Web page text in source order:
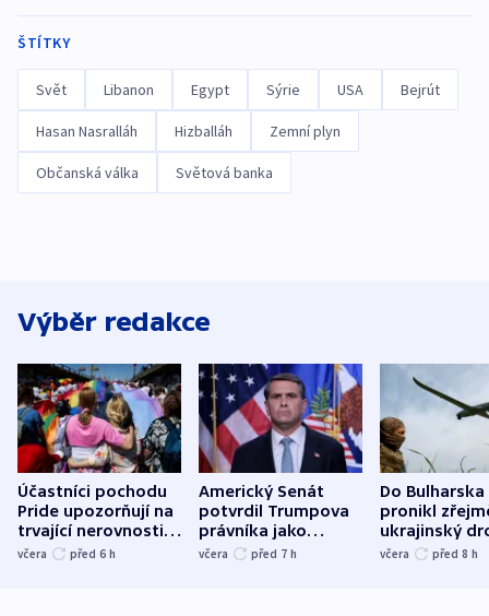
ŠTÍTKY
Svět Libanon Egypt Sýrie USA Bejrút
Hasan Nasralláh Hizballáh Zemní plyn
Občanská válka Světová banka
Výběr redakce
Účastníci pochodu
Pride upozorňují na
trvající nerovnosti i
společenskou
včera před 6 h
Americký Senát
potvrdil Trumpova
právníka jako
ministra
včera před 7 h
Do Bulharska
pronikl
ukrajinský
explodoval
včera před 8 h